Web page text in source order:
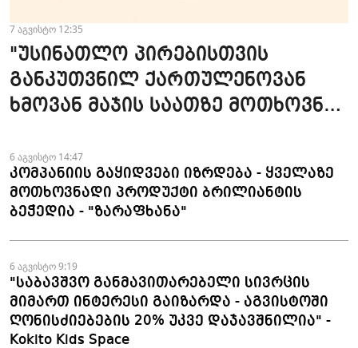
7 აგვისტო 12:35
"უსინათლო პირებისთვის
განკუთვნილ ქართულენოვან
ხმოვან მაჯის საათზე მოთხოვნა
6 აგვისტო 14:47
კომპანიის გაყიდვები იზრდება - ყველაზე
მოთხოვნადი პროდუქტი ბრილიანტის
ბეჭედია - "ზარაფხანა"
6 აგვისტო 9:19
"საბავშვო განმავითარებელი სივრცის
მიმართ ინტერესი გაიზარდა - აგვისტოში
ღონისძიებების 20% უკვე დაჯავშნილია" -
Kokito Kids Space